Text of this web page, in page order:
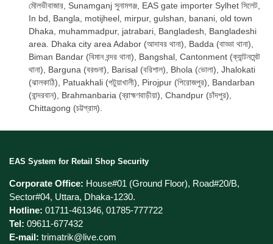
মৌলভীবাজার, Sunamganj সুনামগঞ্জ, EAS gate importer Sylhet সিলেট,
In bd, Bangla, motijheel, mirpur, gulshan, banani, old town
Dhaka, muhammadpur, jatrabari, Bangladesh, Bangladeshi
area. Dhaka city area Adabor (আদাবর থানা), Badda (বাড্ডা থানা),
Biman Bandar (বিমান বন্দর থানা), Bangshal, Cantonment (ক্যান্টনমেন্ট
থানা), Barguna (বরগুনা), Barisal (বরিশাল), Bhola (ভোলা), Jhalokati
(ঝালকাঠি), Patuakhali (পটুয়াখালী), Pirojpur (পিরোজপুর), Bandarban
(বান্দরবান), Brahmanbaria (ব্রাহ্মণবাড়ীয়া), Chandpur (চাঁদপুর),
Chittagong (চট্টগ্রাম).
EAS System for Retail Shop Security
Corporate Office: House#01 (Ground Floor), Road#20/B,
Sector#04, Uttara, Dhaka-1230.
Hotline: 01711-461346, 01785-777722
Tel: 09611-677432
E-mail: trimatrik@live.com